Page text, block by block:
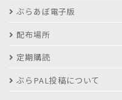
ぶらあぼ電子版
配布場所
定期購読
ぶらPAL投稿について